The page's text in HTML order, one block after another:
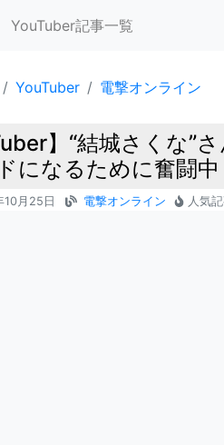
YouTuber記事一覧
YouTuber 電撃オンライン
】“結城さくな”
になるために奮闘中
月25日 電撃オンライン 人気